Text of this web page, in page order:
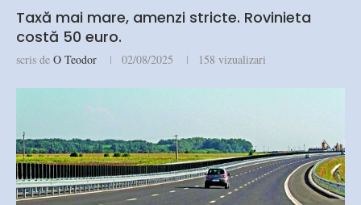
Taxă mai mare, amenzi stricte. Rovinieta
costă 50 euro.
scris de O Teodor 02/08/2025 158 vizualizari